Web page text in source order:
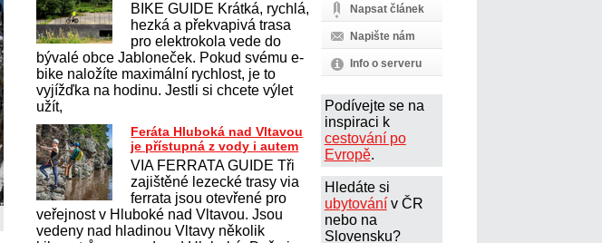
Napsat článek
Napište nám
Info o serveru
Podívejte se na
inspiraci k
cestování po
Evropě.
Hledáte si
ubytovánív ČR
nebo na
Slovensku?
BIKE GUIDE Krátká, rychlá,
hezká a překvapivá trasa
pro elektrokola vede do
bývalé obce Jabloneček. Pokud svému e-
bike naložíte maximální rychlost, je to
vyjížďka na hodinu. Jestli si chcete výlet
užít,
Feráta Hluboká nad Vltavou
je přístupná z vody i autem
VIA FERRATA GUIDE Tři
zajištěné lezecké trasy via
ferrata jsou otevřené pro
veřejnost v Hluboké nad Vltavou. Jsou
vedeny nad hladinou Vltavy několik